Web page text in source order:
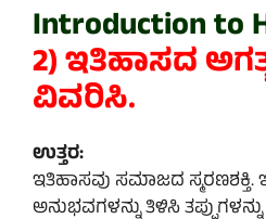
Introduction to
2) ಇತಿಹಾಸದ
ವಿವರಿಸಿ.
ಉತ್ತರ:
ಇತಿಹಾಸವು ಸಮಾಜದ ಸ್ಮರಣಶಕ್ತಿ.
ಅನುಭವಗಳನ್ನು ತಿಳಿಸಿ